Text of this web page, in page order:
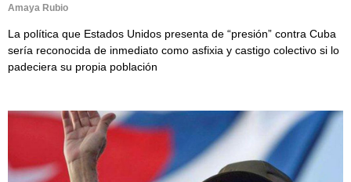
Amaya Rubio
La política que Estados Unidos presenta de “presión” contra Cuba
sería reconocida de inmediato como asfixia y castigo colectivo si lo
padeciera su propia población